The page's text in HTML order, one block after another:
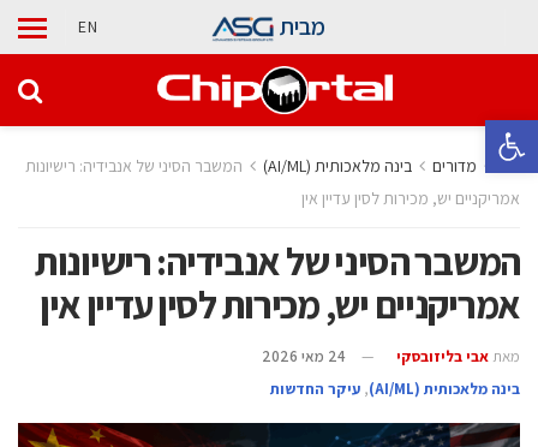
פתח סרגל נגישות
מבית EN
בית מדורים בינה מלאכותית (AI/ML)
המשבר הסיני של אנבידיה: רישיונות
אמריקניים יש, מכירות לסין עדיין אין
המשבר הסיני של אנבידיה: רישיונות
אמריקניים יש, מכירות לסין עדיין אין
מאת אבי בליזובסקי
24 מאי 2026
בינה מלאכותית (AI/ML)
, עיקר החדשות